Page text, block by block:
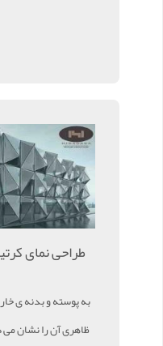
طراحی نمای
به پوسته و بدنه ی
ظاهری آن را نشان می